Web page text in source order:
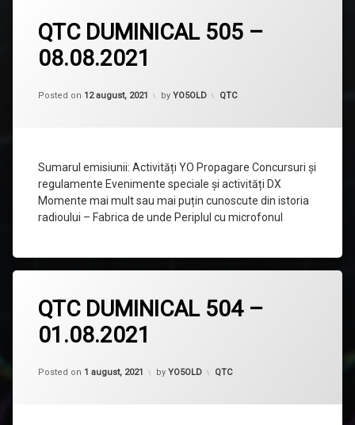
QTC DUMINICAL 505 –
08.08.2021
Posted on 12 august, 2021 by YO5OLD Categorii:
QTC
Sumarul emisiunii: Activități YO Propagare Concursuri și
regulamente Evenimente speciale și activități DX
Momente mai mult sau mai puțin cunoscute din istoria
radioului – Fabrica de unde Periplul cu microfonul
un
comentariu
la
QTC
505
QTC DUMINICAL 504 –
01.08.2021
Posted on 1 august, 2021 by YO5OLD Categorii:
QTC
un
comentariu
la
QTC
504